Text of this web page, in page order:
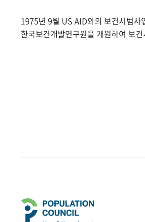
1975년 9월 US AID와의 보건시범
한국보건개발연구원을 개원하여 보